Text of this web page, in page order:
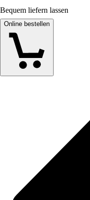
Bequem liefern lassen
Online bestellen